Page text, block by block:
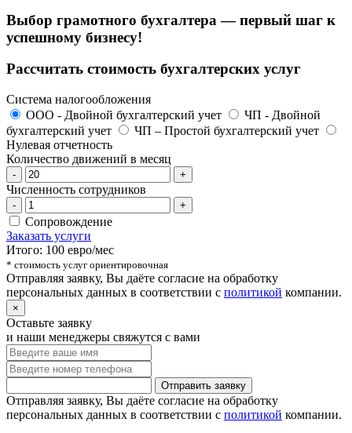
Выбор грамотного бухгалтера — первый шаг к
успешному бизнесу!
Рассчитать стоимость бухгалтерских услуг
Система налогообложения
ООО - Двойной бухгалтерский учет
ЧП - Двойной
бухгалтерский учет
ЧП – Простой бухгалтерский учет
Нулевая отчетность
Количество движений в месяц
- +
Численность сотрудников
- +
Сопровождение
Заказать услуги
Итого: 100 евро/мес
* стоимость услуг ориентировочная
Отправляя заявку, Вы даёте согласие на обработку
персональных данных в соответствии с политикой компании.
×
Оставьте заявку
и наши менеджеры свяжутся с вами
Отправить заявку
Отправляя заявку, Вы даёте согласие на обработку
персональных данных в соответствии с политикой компании.